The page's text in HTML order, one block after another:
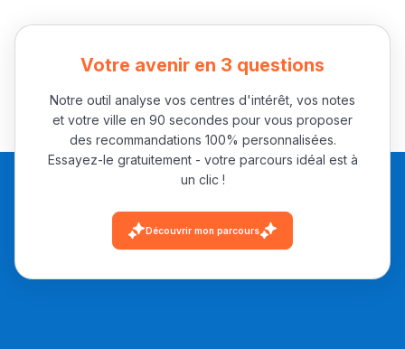
Votre avenir en 3 questions
Notre outil analyse vos centres d'intérêt, vos notes
et votre ville en 90 secondes pour vous proposer
des recommandations 100% personnalisées.
Essayez-le gratuitement - votre parcours idéal est à
un clic !
Découvrir mon parcours